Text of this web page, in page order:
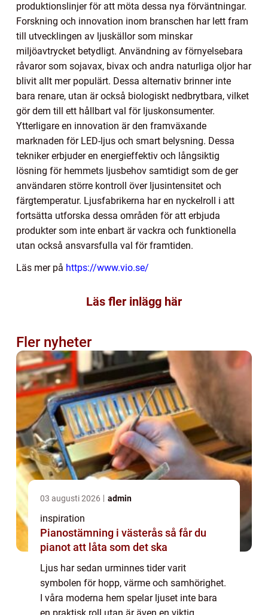
produktionslinjer för att möta dessa nya förväntningar.
Forskning och innovation inom branschen har lett fram
till utvecklingen av ljuskällor som minskar
miljöavtrycket betydligt. Användning av förnyelsebara
råvaror som sojavax, bivax och andra naturliga oljor har
blivit allt mer populärt. Dessa alternativ brinner inte
bara renare, utan är också biologiskt nedbrytbara, vilket
gör dem till ett hållbart val för ljuskonsumenter.
Ytterligare en innovation är den framväxande
marknaden för LED-ljus och smart belysning. Dessa
tekniker erbjuder en energieffektiv och långsiktig
lösning för hemmets ljusbehov samtidigt som de ger
användaren större kontroll över ljusintensitet och
färgtemperatur. Ljusfabrikerna har en nyckelroll i att
fortsätta utforska dessa områden för att erbjuda
produkter som inte enbart är vackra och funktionella
utan också ansvarsfulla val för framtiden.
Läs mer på https://www.vio.se/
Läs fler inlägg här
Fler nyheter
03 augusti 2026 admin
inspiration
Pianostämning i västerås så får du
pianot att låta som det ska
Ljus har sedan urminnes tider varit
symbolen för hopp, värme och samhörighet.
I våra moderna hem spelar ljuset inte bara